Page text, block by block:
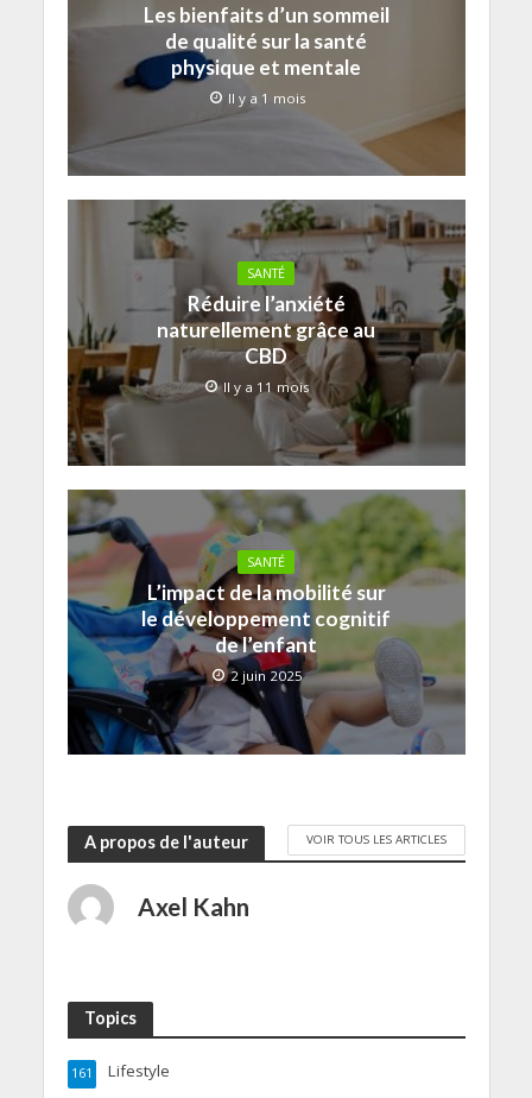
Les bienfaits d’un sommeil
de qualité sur la santé
physique et mentale
Il y a 1 mois
SANTÉ
Réduire l’anxiété
naturellement grâce au
CBD
Il y a 11 mois
SANTÉ
L’impact de la mobilité sur
le développement cognitif
de l’enfant
2 juin 2025
A propos de l'auteur VOIR TOUS LES ARTICLES
Axel Kahn
Topics
Lifestyle
161